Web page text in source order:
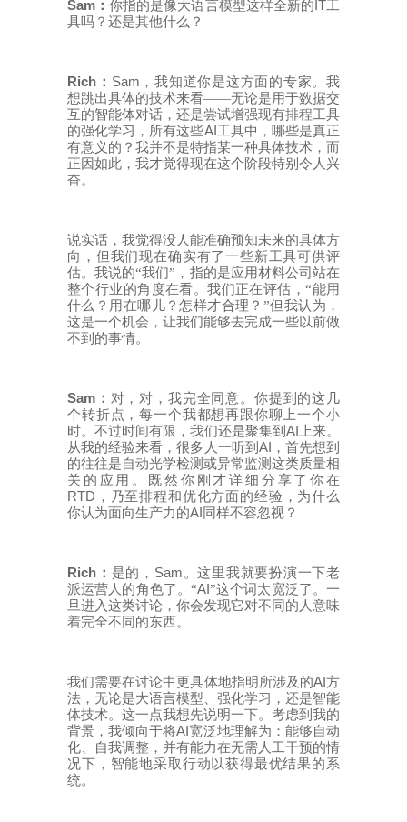
Sam ：你指的是像大语言模型这样全新的 IT工
具吗？还是其他什么？
Rich ： Sam ，我知道你是这方面的专家。我
想跳出具体的技术来看——无论是用于数据交
互的智能体对话，还是尝试增强现有排程工具
的强化学习，所有这些AI工具中，哪些是真正
有意义的？我并不是特指某一种具体技术，而
正因如此，我才觉得现在这个阶段特别令人兴
奋。
说实话，我觉得没人能准确预知未来的具体方
向，但我们现在确实有了一些新工具可供评
估。我说的“我们”，指的是应用材料公司站在
整个行业的角度在看。我们正在评估，“能用
什么？用在哪儿？怎样才合理？”但我认为，
这是一个机会，让我们能够去完成一些以前做
不到的事情。
Sam ： 对，对，我完全同意。你提到的这几
个转折点，每一个我都想再跟你聊上一个小
时。不过时间有限，我们还是聚集到 AI 上来。
从我的经验来看，很多人一听到 AI ，首先想到
的往往是自动光学检测或异常监测这类质量相
关的应用。既然你刚才详细分享了你在
RTD ，乃至排程和优化方面的经验，为什么
你认为面向生产力的AI 同样不容忽视？
Rich ： 是的， Sam 。这里我就要扮演一下老
派运营人的角色了。“AI”这个词太宽泛了。一
旦进入这类讨论，你会发现它对不同的人意味
着完全不同的东西。
我们需要在讨论中更具体地指明所涉及的AI方
法，无论是大语言模型、强化学习，还是智能
体技术。这一点我想先说明一下。考虑到我的
背景，我倾向于将AI宽泛地理解为：能够自动
化、自我调整，并有能力在无需人工干预的情
况下，智能地采取行动以获得最优结果的系
统。